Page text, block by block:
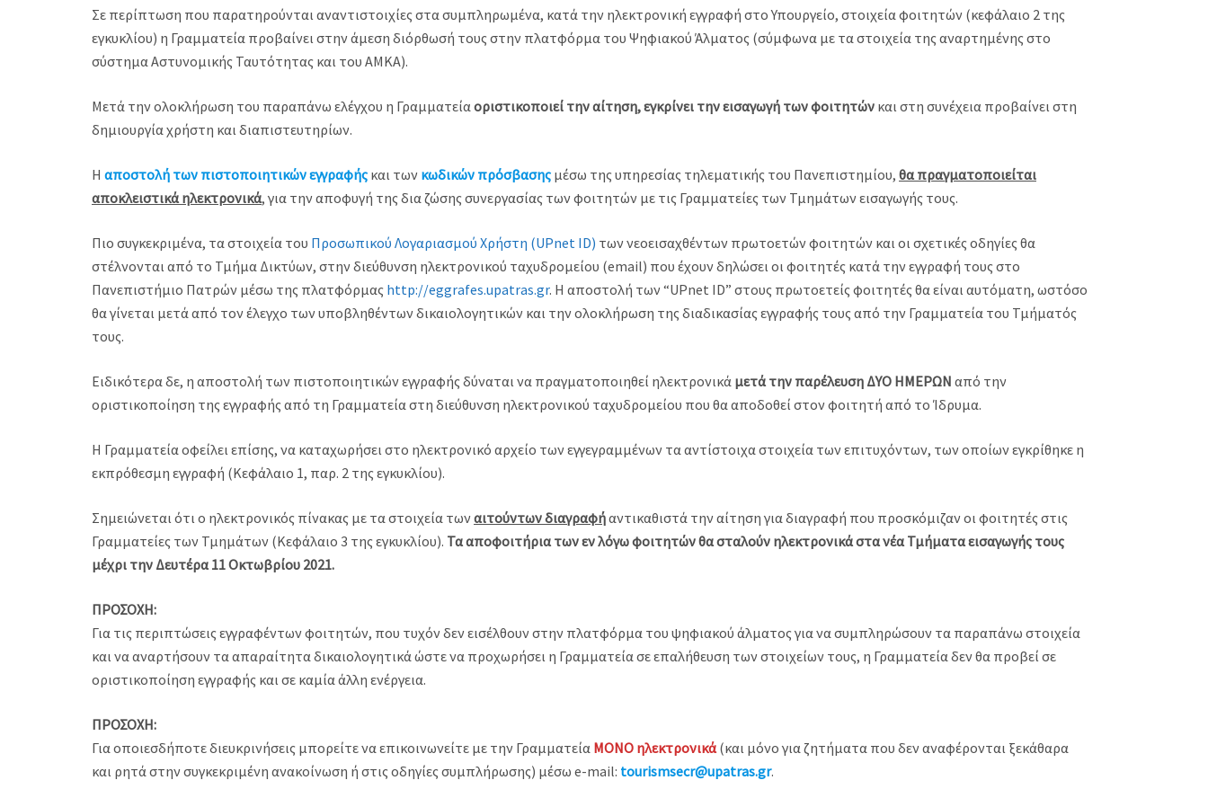
Σε περίπτωση που παρατηρούνται αναντιστοιχίες στα συμπληρωμένα, κατά την ηλεκτρονική εγγραφή στο Υπουργείο, στοιχεία φοιτητών (κεφάλαιο 2 της
εγκυκλίου) η Γραμματεία προβαίνει στην άμεση διόρθωσή τους στην πλατφόρμα του Ψηφιακού Άλματος (σύμφωνα με τα στοιχεία της αναρτημένης στο
σύστημα Αστυνομικής Ταυτότητας και του ΑΜΚΑ).
Μετά την ολοκλήρωση του παραπάνω ελέγχου η Γραμματεία οριστικοποιεί την αίτηση, εγκρίνει την εισαγωγή των φοιτητών και στη συνέχεια προβαίνει στη
δημιουργία χρήστη και διαπιστευτηρίων.
H αποστολή των πιστοποιητικών εγγραφής και των κωδικών πρόσβασης μέσω της υπηρεσίας τηλεματικής του Πανεπιστημίου, θα πραγματοποιείται
αποκλειστικά ηλεκτρονικά, για την αποφυγή της δια ζώσης συνεργασίας των φοιτητών με τις Γραμματείες των Τμημάτων εισαγωγής τους.
Πιο συγκεκριμένα, τα στοιχεία του Προσωπικού Λογαριασμού Χρήστη (UPnet ID) των νεοεισαχθέντων πρωτοετών φοιτητών και οι σχετικές οδηγίες θα
στέλνονται από το Τμήμα Δικτύων, στην διεύθυνση ηλεκτρονικού ταχυδρομείου (email) που έχουν δηλώσει οι φοιτητές κατά την εγγραφή τους στο
Πανεπιστήμιο Πατρών μέσω της πλατφόρμας http://eggrafes.upatras.gr. Η αποστολή των “UPnet ID” στους πρωτοετείς φοιτητές θα είναι αυτόματη, ωστόσο
θα γίνεται μετά από τον έλεγχο των υποβληθέντων δικαιολογητικών και την ολοκλήρωση της διαδικασίας εγγραφής τους από την Γραμματεία του Τμήματός
τους.
Ειδικότερα δε, η αποστολή των πιστοποιητικών εγγραφής δύναται να πραγματοποιηθεί ηλεκτρονικά μετά την παρέλευση ΔΥΟ ΗΜΕΡΩΝ από την
οριστικοποίηση της εγγραφής από τη Γραμματεία στη διεύθυνση ηλεκτρονικού ταχυδρομείου που θα αποδοθεί στον φοιτητή από το Ίδρυμα.
Η Γραμματεία οφείλει επίσης, να καταχωρήσει στο ηλεκτρονικό αρχείο των εγγεγραμμένων τα αντίστοιχα στοιχεία των επιτυχόντων, των οποίων εγκρίθηκε η
εκπρόθεσμη εγγραφή (Κεφάλαιο 1, παρ. 2 της εγκυκλίου).
Σημειώνεται ότι ο ηλεκτρονικός πίνακας με τα στοιχεία τωναιτούντων διαγραφήαντικαθιστά την αίτηση για διαγραφή που προσκόμιζαν οι φοιτητές στις
Γραμματείες των Τμημάτων (Κεφάλαιο 3 της εγκυκλίου). Τα αποφοιτήρια των εν λόγω φοιτητών θα σταλούν ηλεκτρονικά στα νέα Τμήματα εισαγωγής τους
μέχρι την Δευτέρα 11 Οκτωβρίου 2021.
ΠΡΟΣΟΧΗ:
Για τις περιπτώσεις εγγραφέντων φοιτητών, που τυχόν δεν εισέλθουν στην πλατφόρμα του ψηφιακού άλματος για να συμπληρώσουν τα παραπάνω στοιχεία
και να αναρτήσουν τα απαραίτητα δικαιολογητικά ώστε να προχωρήσει η Γραμματεία σε επαλήθευση των στοιχείων τους, η Γραμματεία δεν θα προβεί σε
οριστικοποίηση εγγραφής και σε καμία άλλη ενέργεια.
ΠΡΟΣΟΧΗ:
Για οποιεσδήποτε διευκρινήσεις μπορείτε να επικοινωνείτε με την Γραμματεία ΜΟΝΟ ηλεκτρονικά (και μόνο για ζητήματα που δεν αναφέρονται ξεκάθαρα
και ρητά στην συγκεκριμένη ανακοίνωση ή στις οδηγίες συμπλήρωσης) μέσω e-mail: tourismsecr@upatras.gr.